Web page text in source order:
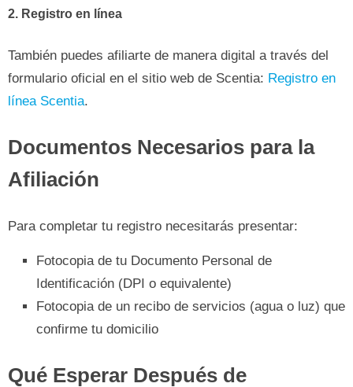
2. Registro en línea
También puedes afiliarte de manera digital a través del
formulario oficial en el sitio web de Scentia: Registro en
línea Scentia.
Documentos Necesarios para la
Afiliación
Para completar tu registro necesitarás presentar:
Fotocopia de tu Documento Personal de
Identificación (DPI o equivalente)
Fotocopia de un recibo de servicios (agua o luz) que
confirme tu domicilio
Qué Esperar Después de